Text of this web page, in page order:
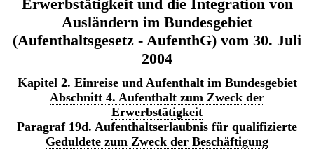
Erwerbstätigkeit und die Integration von
Ausländern im Bundesgebiet
(Aufenthaltsgesetz - AufenthG) vom 30. Juli
2004
Kapitel 2. Einreise und Aufenthalt im Bundesgebiet
Abschnitt 4. Aufenthalt zum Zweck der
Erwerbstätigkeit
Paragraf 19d. Aufenthaltserlaubnis für qualifizierte
Geduldete zum Zweck der Beschäftigung